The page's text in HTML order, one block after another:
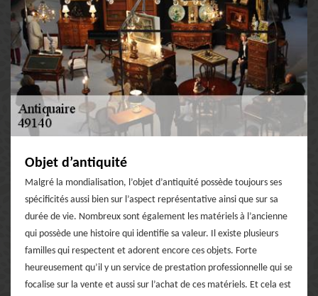
Objet d’antiquité
Malgré la mondialisation, l’objet d’antiquité possède toujours ses
spécificités aussi bien sur l’aspect représentative ainsi que sur sa
durée de vie. Nombreux sont également les matériels à l’ancienne
qui possède une histoire qui identifie sa valeur. Il existe plusieurs
familles qui respectent et adorent encore ces objets. Forte
heureusement qu’il y un service de prestation professionnelle qui se
focalise sur la vente et aussi sur l’achat de ces matériels. Et cela est